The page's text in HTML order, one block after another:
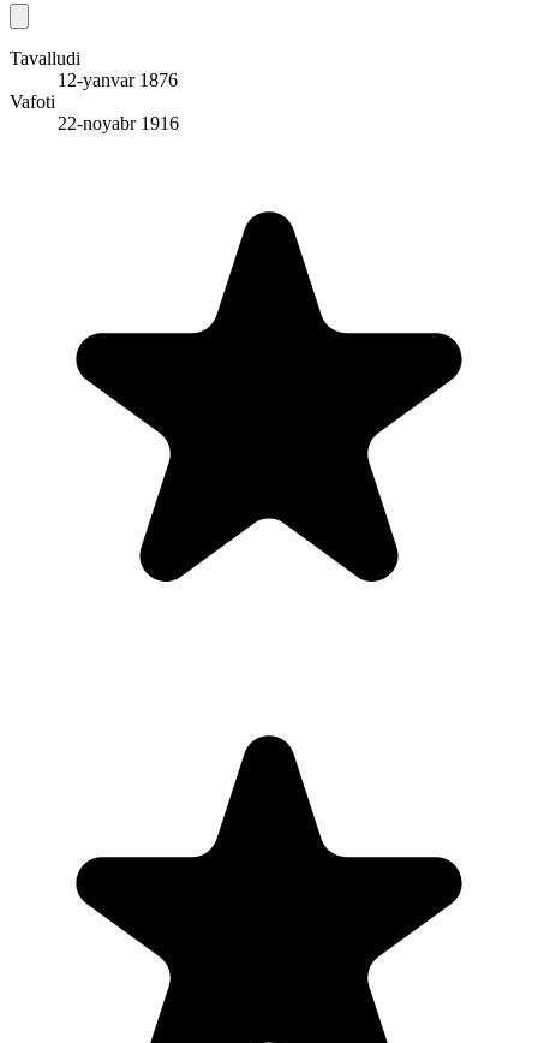
Tavalludi
12-yanvar 1876
Vafoti
22-noyabr 1916